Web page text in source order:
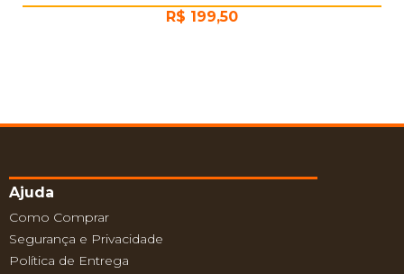
R$ 199,50
Ajuda
Como Comprar
Segurança e Privacidade
Política de Entrega